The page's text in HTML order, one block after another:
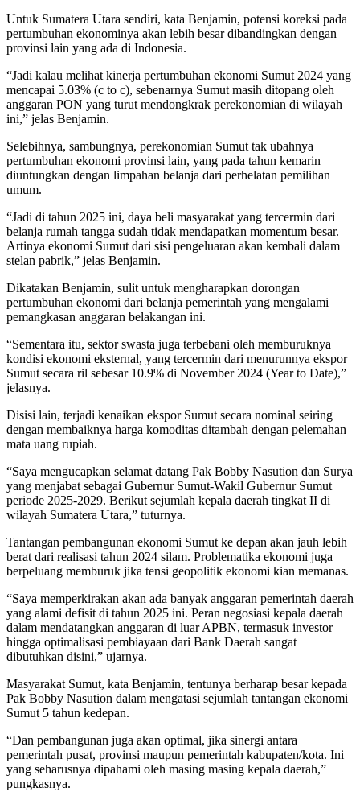
Untuk Sumatera Utara sendiri, kata Benjamin, potensi koreksi pada
pertumbuhan ekonominya akan lebih besar dibandingkan dengan
provinsi lain yang ada di Indonesia.
“Jadi kalau melihat kinerja pertumbuhan ekonomi Sumut 2024 yang
mencapai 5.03% (c to c), sebenarnya Sumut masih ditopang oleh
anggaran PON yang turut mendongkrak perekonomian di wilayah
ini,” jelas Benjamin.
Selebihnya, sambungnya, perekonomian Sumut tak ubahnya
pertumbuhan ekonomi provinsi lain, yang pada tahun kemarin
diuntungkan dengan limpahan belanja dari perhelatan pemilihan
umum.
“Jadi di tahun 2025 ini, daya beli masyarakat yang tercermin dari
belanja rumah tangga sudah tidak mendapatkan momentum besar.
Artinya ekonomi Sumut dari sisi pengeluaran akan kembali dalam
stelan pabrik,” jelas Benjamin.
Dikatakan Benjamin, sulit untuk mengharapkan dorongan
pertumbuhan ekonomi dari belanja pemerintah yang mengalami
pemangkasan anggaran belakangan ini.
“Sementara itu, sektor swasta juga terbebani oleh memburuknya
kondisi ekonomi eksternal, yang tercermin dari menurunnya ekspor
Sumut secara ril sebesar 10.9% di November 2024 (Year to Date),”
jelasnya.
Disisi lain, terjadi kenaikan ekspor Sumut secara nominal seiring
dengan membaiknya harga komoditas ditambah dengan pelemahan
mata uang rupiah.
“Saya mengucapkan selamat datang Pak Bobby Nasution dan Surya
yang menjabat sebagai Gubernur Sumut-Wakil Gubernur Sumut
periode 2025-2029. Berikut sejumlah kepala daerah tingkat II di
wilayah Sumatera Utara,” tuturnya.
Tantangan pembangunan ekonomi Sumut ke depan akan jauh lebih
berat dari realisasi tahun 2024 silam. Problematika ekonomi juga
berpeluang memburuk jika tensi geopolitik ekonomi kian memanas.
“Saya memperkirakan akan ada banyak anggaran pemerintah daerah
yang alami defisit di tahun 2025 ini. Peran negosiasi kepala daerah
dalam mendatangkan anggaran di luar APBN, termasuk investor
hingga optimalisasi pembiayaan dari Bank Daerah sangat
dibutuhkan disini,” ujarnya.
Masyarakat Sumut, kata Benjamin, tentunya berharap besar kepada
Pak Bobby Nasution dalam mengatasi sejumlah tantangan ekonomi
Sumut 5 tahun kedepan.
“Dan pembangunan juga akan optimal, jika sinergi antara
pemerintah pusat, provinsi maupun pemerintah kabupaten/kota. Ini
yang seharusnya dipahami oleh masing masing kepala daerah,”
pungkasnya.